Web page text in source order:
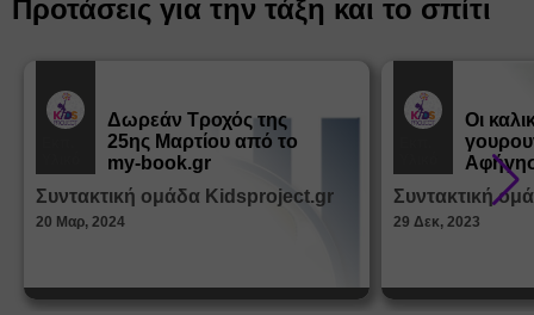
Προτάσεις για την τάξη και το σπίτι
Δωρεάν Tροχός της
25ης Μαρτίου από το
my-book.gr
Συντακτική ομάδα Kidsproject.gr
20 Μαρ, 2024
Οι
από τα
Συντακτική
29 Δεκ, 2023